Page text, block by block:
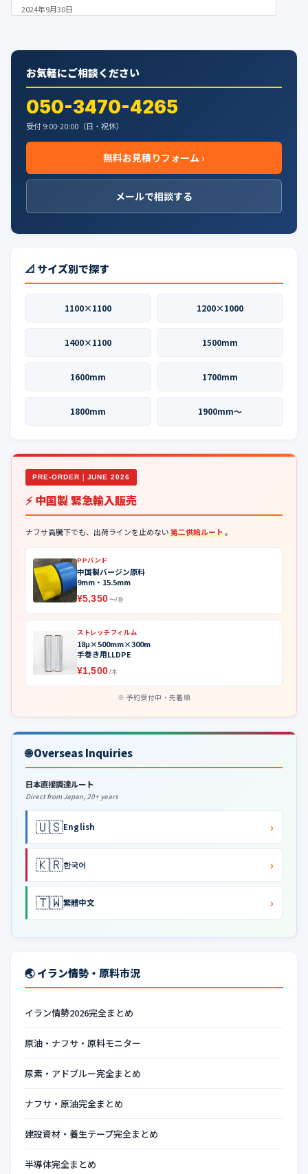
2024年9月30日
お気軽にご相談ください
050-3470-4265
受付 9:00-20:00（日・祝休）
無料お見積りフォーム ›
メールで相談する
📐 サイズ別で探す
1100×1100 1200×1000
1400×1100 1500mm
1600mm 1700mm
1800mm 1900mm〜
PRE-ORDER｜JUNE 2026
⚡ 中国製 緊急輸入販売
ナフサ高騰下でも、出荷ラインを止めない第二供給ルート。
PPバンド
中国製バージン原料
9mm・15.5mm
¥5,350 〜/巻
ストレッチフィルム
18μ×500mm×300m
手巻き用LLDPE
¥1,500 /本
予約受付中・先着順
🌐 Overseas Inquiries
日本直接調達ルート
Direct from Japan, 20+ years
🇺🇸English ›
🇰🇷한국어 ›
🇹🇼繁體中文 ›
🌏 イラン情勢・原料市況
イラン情勢2026完全まとめ
原油・ナフサ・原料モニター
尿素・アドブルー完全まとめ
ナフサ・原油完全まとめ
建設資材・養生テープ完全まとめ
半導体完全まとめ